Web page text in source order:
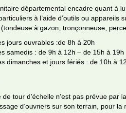
départemental encadre quant à
à l’aide d’outils ou
à gazon, tronçonneuse,
jours ouvrables :de 8h à 20h
samedis : de 9h à 12h – de 15h à 19h
dimanches et jours fériés : de 10h à
tour d’échelle n’est pas prévue par
d’ouvriers sur son terrain, pour la